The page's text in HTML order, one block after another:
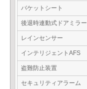
バケットシート
後退時連動式ドアミラー
レインセンサー
インテリジェントAFS
盗難防止装置
セキュリティアラーム